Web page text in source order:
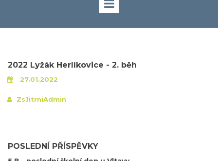
2022 Lyžák Herlíkovice - 2. běh
27.01.2022
ZsJitrniAdmin
POSLEDNÍ PŘÍSPĚVKY